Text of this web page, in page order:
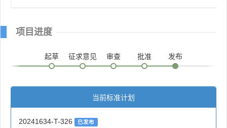
项目进度
起草 征求意见 审查 批准 发布
当前标准计划
20241634-T-326 已发布